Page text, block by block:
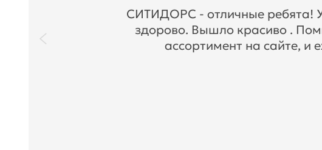
СИТИДОРС - отличные ребята!
здорово. Вышло красиво .
ассортимент на сайте, и